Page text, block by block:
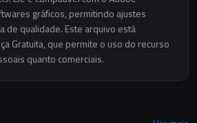
gráficos, permitindo ajustes
de qualidade. Este arquivo está
Gratuita, que permite o uso do recurso
quanto comerciais.